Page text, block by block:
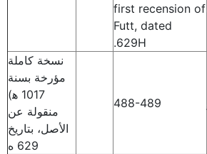
first recension of
Futt, dated
629H.
488-489
نسخة كاملة
مؤرخة بسنة
1017 ه‍)
منقولة عن
الأصل، بتاريخ
629 ه